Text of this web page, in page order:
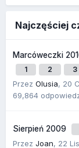
Najczęściej
Marcóweczki
1 2 3
Przez Olusia, 20
69,864
Sierpień 2009
Przez Joan, 22